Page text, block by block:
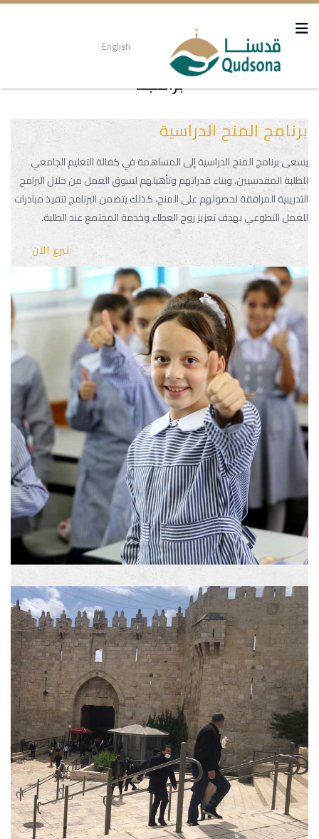
English
برامجنا
برنامج المنح الدراسية
يسعى برنامج المنح الدراسية إلى المساهمة في كفالة التعليم الجامعي
للطلبة المقدسيين، وبناء قدراتهم وتأهيلهم لسوق العمل من خلال البرامج
التدريبية المرافقة لحصولهم على المنح، كذلك يتضمن البرنامج تنفيذ مبادرات
للعمل التطوعي بهدف تعزيز روح العطاء وخدمة المجتمع عند الطلبة.
تبرع الآن